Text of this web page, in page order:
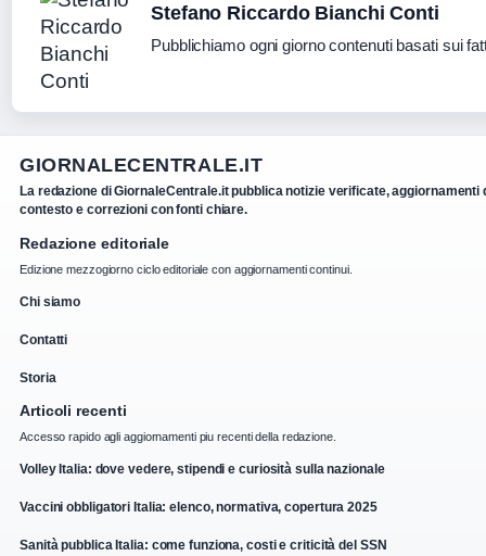
Stefano Riccardo Bianchi Conti
Pubblichiamo ogni giorno contenuti basati sui
GIORNALECENTRALE.IT
La redazione di GiornaleCentrale.it pubblica notizie verificate, aggiornamenti
contesto e correzioni con fonti chiare.
Redazione editoriale
Edizione mezzogiorno ciclo editoriale con aggiornamenti continui.
Chi siamo
Contatti
Storia
Articoli recenti
Accesso rapido agli aggiornamenti piu recenti della redazione.
Volley Italia: dove vedere, stipendi e curiosità sulla nazionale
Vaccini obbligatori Italia: elenco, normativa, copertura 2025
Sanità pubblica Italia: come funziona, costi e criticità del SSN